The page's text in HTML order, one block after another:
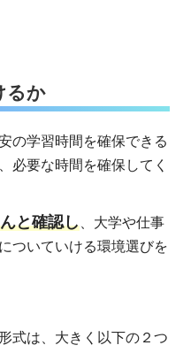
るか
の学習時間を確保できる
必要な時間を確保してく
と確認し 、大学や仕事
ついていける環境選びを
式は、大きく以下の２つ